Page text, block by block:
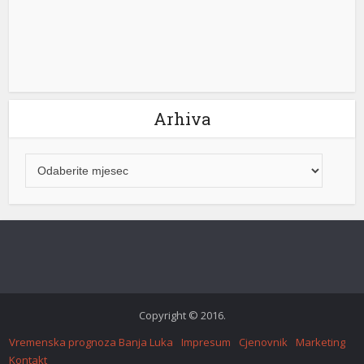
Arhiva
Copyright © 2016.
Vremenska prognoza Banja Luka
Impresum Cjenovnik
Marketing
Kontakt